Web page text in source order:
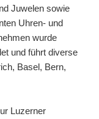
Juwelen sowie
Uhren- und
wurde
und führt diverse
Basel, Bern,
Luzerner